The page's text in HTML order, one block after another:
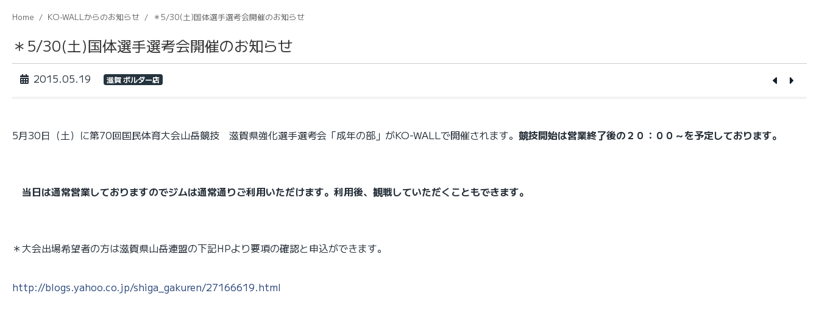
Home KO-WALLからのお知らせ ＊5/30(土)国体選手選考会開催のお知らせ
＊5/30(土)国体選手選考会開催のお知らせ
2015.05.19 滋賀 ボルダー店
5月30日（土）に第70回国民体育大会山岳競技 滋賀県強化選手選考会「成年の部」がKO-WALLで開催されます。 競技開始は営業終了後の２０：００～を予定しております。
当日は通常営業しておりますのでジムは通常通りご利用いただけます。利用後、観戦していただくこともできます。
＊大会出場希望者の方は滋賀県山岳連盟の下記HPより要項の確認と申込ができます。
http://blogs.yahoo.co.jp/shiga_gakuren/27166619.html